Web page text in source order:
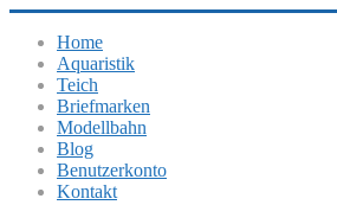
Home
Aquaristik
Teich
Briefmarken
Modellbahn
Blog
Benutzerkonto
Kontakt